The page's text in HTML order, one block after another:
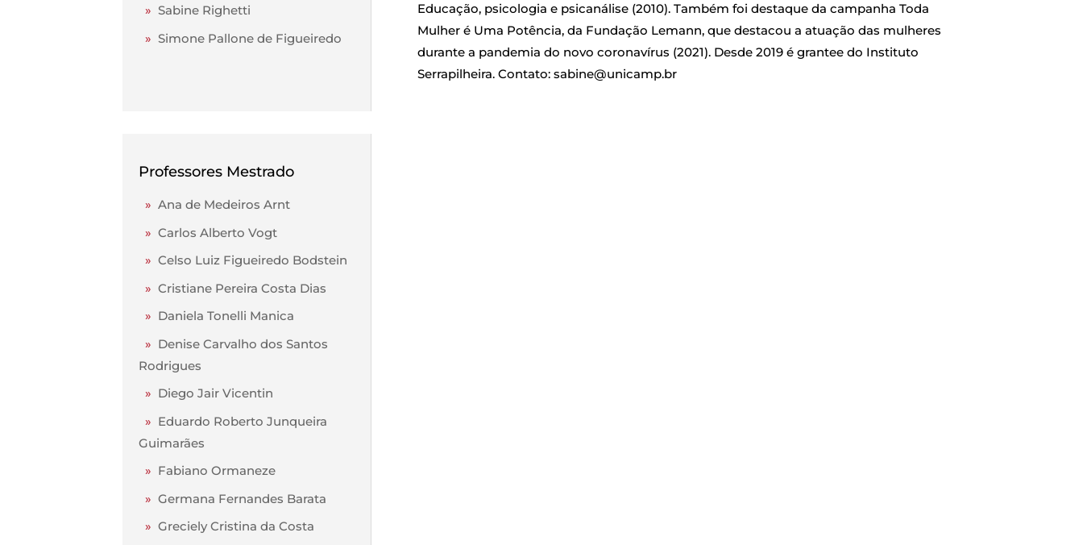
» Sabine Righetti
» Simone Pallone de Figueiredo
Professores Mestrado
» Ana de Medeiros Arnt
» Carlos Alberto Vogt
» Celso Luiz Figueiredo Bodstein
» Cristiane Pereira Costa Dias
» Daniela Tonelli Manica
» Denise Carvalho dos Santos
Rodrigues
» Diego Jair Vicentin
» Eduardo Roberto Junqueira
Guimarães
» Fabiano Ormaneze
» Germana Fernandes Barata
» Greciely Cristina da Costa
Educação, psicologia e psicanálise (2010). Também foi destaque da campanha Toda
Mulher é Uma Potência, da Fundação Lemann, que destacou a atuação das mulheres
durante a pandemia do novo coronavírus (2021). Desde 2019 é grantee do Instituto
Serrapilheira. Contato: sabine@unicamp.br